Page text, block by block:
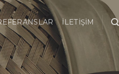
İLETIŞIM